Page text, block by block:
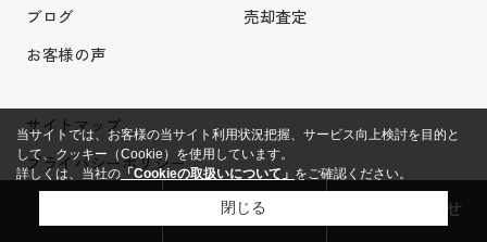
ブログ
お客様の声
売却査定
サイトマップ
プライバシーポリシー
売却査定 お問い合わせ
当サイトでは、お客様の当サイト利用状況把握、サービス向上検討を目的と
して、クッキー（Cookie）を使用しています。
詳しくは、当社の 「Cookieの取扱いについて」 をご確認ください。
閉じる